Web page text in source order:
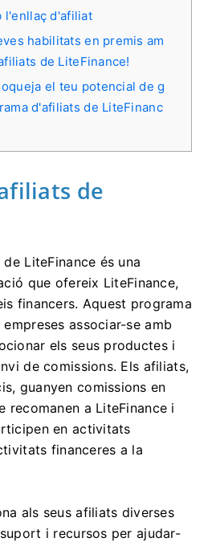
l'enllaç d'afiliat
habilitats en premis am
de LiteFinance!
el teu potencial de g
d'afiliats de LiteFinanc
de
LiteFinance és una
que ofereix LiteFinance,
financers. Aquest programa
associar-se amb
els seus productes i
de comissions. Els afiliats,
guanyen comissions en
recomanen a LiteFinance i
en activitats
financeres a la
als seus afiliats diverses
i recursos per ajudar-